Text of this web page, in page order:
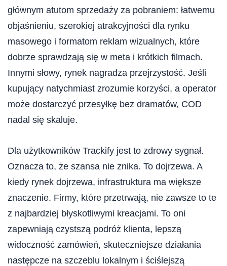
głównym atutom sprzedaży za pobraniem: łatwemu
objaśnieniu, szerokiej atrakcyjności dla rynku
masowego i formatom reklam wizualnych, które
dobrze sprawdzają się w meta i krótkich filmach.
Innymi słowy, rynek nagradza przejrzystość. Jeśli
kupujący natychmiast zrozumie korzyści, a operator
może dostarczyć przesyłkę bez dramatów, COD
nadal się skaluje.
Dla użytkowników Trackify jest to zdrowy sygnał.
Oznacza to, że szansa nie znika. To dojrzewa. A
kiedy rynek dojrzewa, infrastruktura ma większe
znaczenie. Firmy, które przetrwają, nie zawsze to te
z najbardziej błyskotliwymi kreacjami. To oni
zapewniają czystszą podróż klienta, lepszą
widoczność zamówień, skuteczniejsze działania
następcze na szczeblu lokalnym i ściślejszą